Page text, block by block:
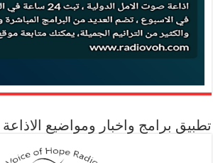
تطبيق برامج واخبار ومواضيع